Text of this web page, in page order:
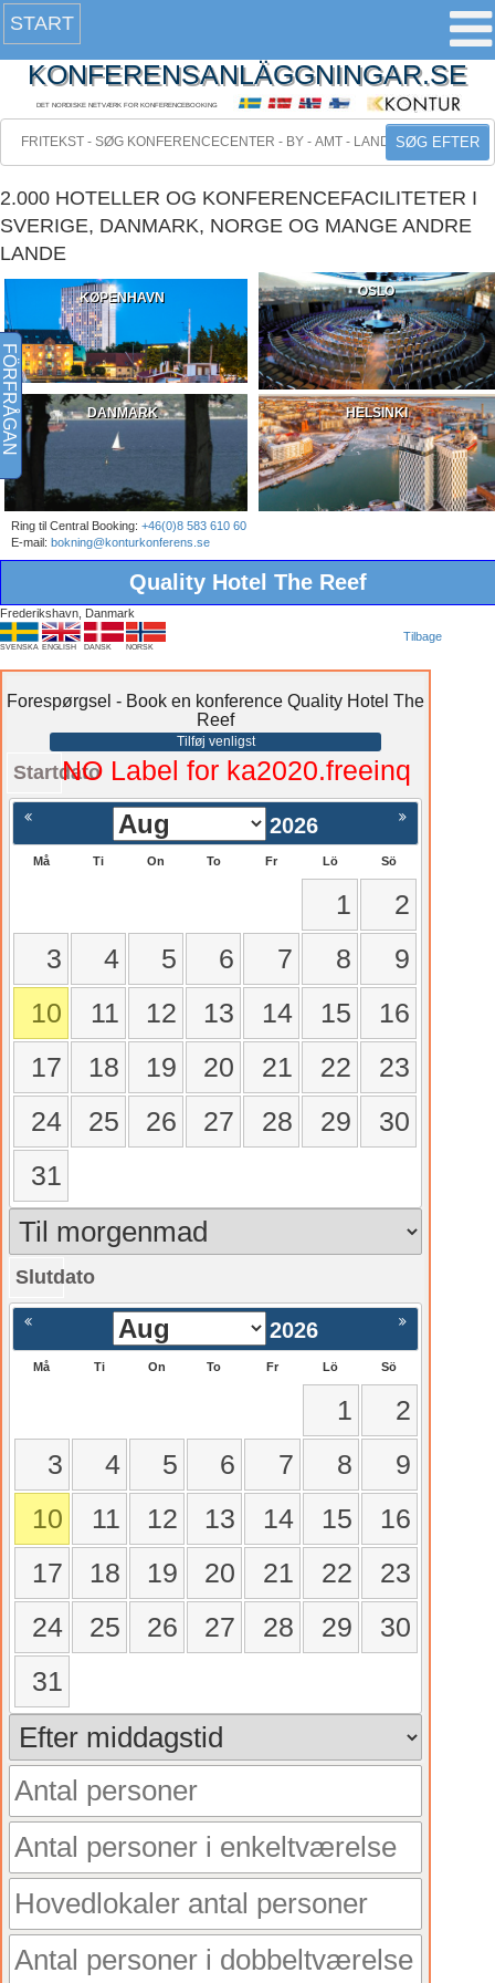
START
KONFERENSANLÄGGNINGAR.SE
DET NORDISKE NETVÆRK FOR KONFERENCEBOOKING
SØG EFTER
2.000 HOTELLER OG KONFERENCEFACILITETER I
SVERIGE, DANMARK, NORGE OG MANGE ANDRE
LANDE
KØPENHAVN OSLO
DANMARK HELSINKI
Ring til Central Booking: +46(0)8 583 610 60
E-mail: bokning@konturkonferens.se
Quality Hotel The Reef
Frederikshavn, Danmark
SVENSKA ENGLISH DANSK NORSK
Tilbage
FÖRFRÅGAN
Forespørgsel - Book en konference Quality Hotel The
Reef
Tilføj venligst
StartdatoNO Label for ka2020.freeinq
2026
Må Ti On To Fr Lö Sö
1
2
3
4 5 6 7 8
9
10
11 12 13 14 15
16
17
18 19 20 21 22
23
24
25 26 27 28 29
30
31
Slutdato
Nästa >
2026
Må Ti On To Fr Lö Sö
1
2
3
4 5 6 7 8
9
10
11 12 13 14 15
16
17
18 19 20 21 22
23
24
25 26 27 28 29
30
31